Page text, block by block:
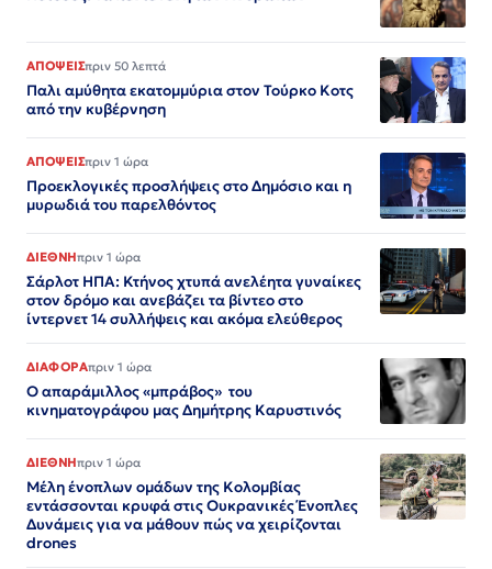
ΑΠΟΨΕΙΣπριν 50 λεπτά
Παλι αμύθητα εκατομμύρια στον Τούρκο Κοτς
από την κυβέρνηση
ΑΠΟΨΕΙΣπριν 1 ώρα
Προεκλογικές προσλήψεις στο Δημόσιο και η
μυρωδιά του παρελθόντος
ΔΙΕΘΝΗπριν 1 ώρα
Σάρλοτ ΗΠΑ: Κτήνος χτυπά ανελέητα γυναίκες
στον δρόμο και ανεβάζει τα βίντεο στο
ίντερνετ 14 συλλήψεις και ακόμα ελεύθερος​​​​​​​​​​​​​​​​​​​​​​​​​​​​​​​​​​​​​​​​​​​​​​​​​​
ΔΙΑΦΟΡΑπριν 1 ώρα
Ο απαράμιλλος «μπράβος» του
κινηματογράφου μας Δημήτρης Καρυστινός
ΔΙΕΘΝΗπριν 1 ώρα
Μέλη ένοπλων ομάδων της Κολομβίας
εντάσσονται κρυφά στις Ουκρανικές Ένοπλες
Δυνάμεις για να μάθουν πώς να χειρίζονται
drones